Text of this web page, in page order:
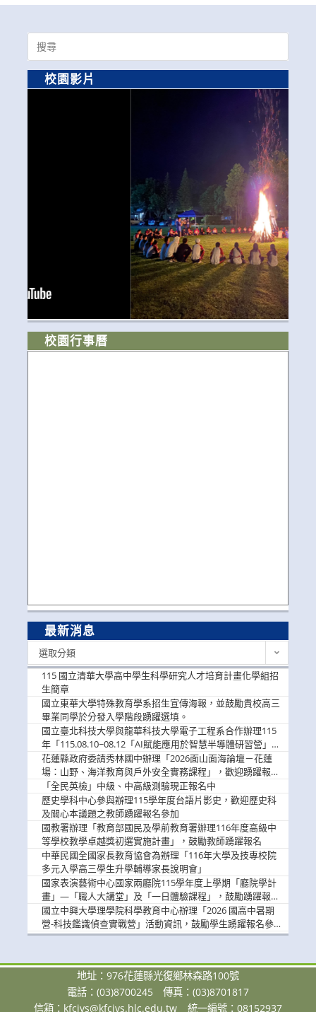
Search
for:
校園影片
校園行事曆
最新消息
選取分類
115 國立清華大學高中學生科學研究人才培育計畫化學組招
生簡章
國立東華大學特殊教育學系招生宣傳海報，並鼓勵貴校高三
畢業同學於分發入學階段踴躍選填。
國立臺北科技大學與龍華科技大學電子工程系合作辦理115
年「115.08.10~08.12「AI賦能應用於智慧半導體研習營」，
歡迎學生踴躍報名參加
花蓮縣政府委請秀林國中辦理「2026面山面海論壇－花蓮
場：山野、海洋教育與戶外安全實務課程」，歡迎踴躍報名
參加
「全民英檢」中級、中高級測驗現正報名中
歷史學科中心參與辦理115學年度台語片影史，歡迎歷史科
及關心本議題之教師踴躍報名參加
國教署辦理「教育部國民及學前教育署辦理116年度高級中
等學校教學卓越獎初選實施計畫」，鼓勵教師踴躍報名
中華民國全國家長教育協會為辦理「116年大學及技專校院
多元入學高三學生升學輔導家長說明會」
國家表演藝術中心國家兩廳院115學年度上學期「廳院學計
畫」—「職人大講堂」及「一日體驗課程」，鼓勵踴躍報名
參與。
國立中興大學理學院科學教育中心辦理「2026 國高中暑期
營-科技鑑識偵查實戰營」活動資訊，鼓勵學生踴躍報名參
加。
地址：976花蓮縣光復鄉林森路100號
電話：(03)8700245
傳真：(03)8701817
信箱： kfcivs@kfcivs.hlc.edu.tw 統一編號：08152937